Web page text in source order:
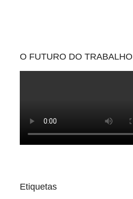
O FUTURO DO
Etiquetas